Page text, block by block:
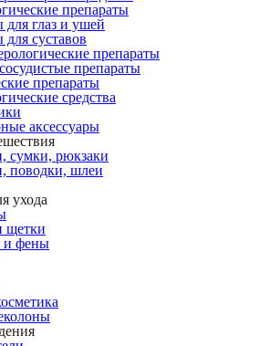
препараты
для глаз и ушей
суставов
препараты
препараты
препараты
средства
аксессуары
сумки, рюкзаки
поводки, шлеи
ухода
щетки
и фены